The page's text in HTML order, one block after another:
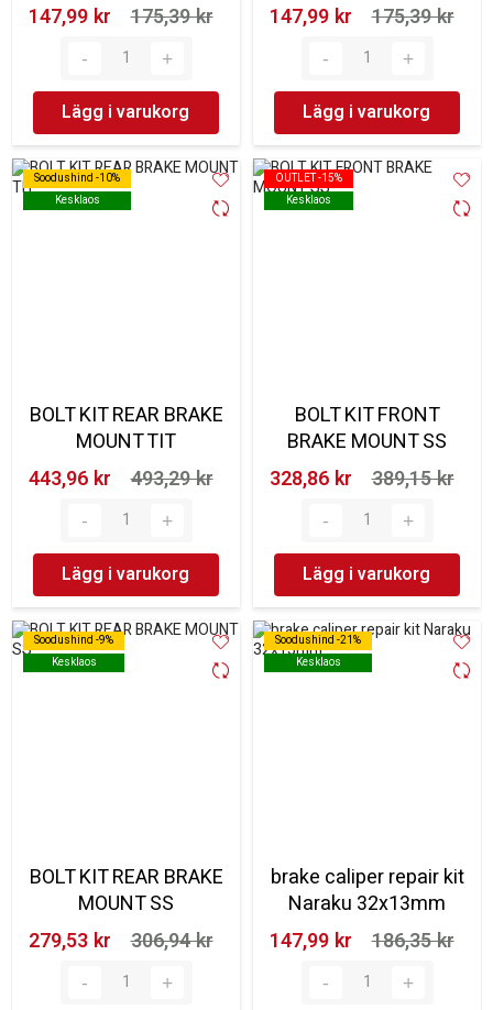
147,99 kr‎
175,39 kr‎
Lägg i varukorg
147,99 kr‎
175,39 kr‎
Lägg i varukorg
Soodushind -10%
Kesklaos
Soodushind -10%
Kesklaos
BOLT KIT REAR BRAKE
MOUNT TIT
443,96 kr‎
493,29 kr‎
Lägg i varukorg
OUTLET -15%
Kesklaos
OUTLET -15%
Kesklaos
BOLT KIT FRONT
BRAKE MOUNT SS
328,86 kr‎
389,15 kr‎
Lägg i varukorg
Soodushind -9%
Kesklaos
Soodushind -9%
Kesklaos
BOLT KIT REAR BRAKE
MOUNT SS
279,53 kr‎
306,94 kr‎
Soodushind -21%
Kesklaos
Soodushind -21%
Kesklaos
brake caliper repair kit
Naraku 32x13mm
147,99 kr‎
186,35 kr‎